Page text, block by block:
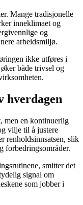
Mange tradisjonelle
inneklimaet og
og
arbeidsmiljø.
ikke utføres i
både trivsel og
men en kontinuerlig
vilje til å justere
renholdsinnsatsen, slik
forbedringsområder.
smitter det
signal om
som jobber i